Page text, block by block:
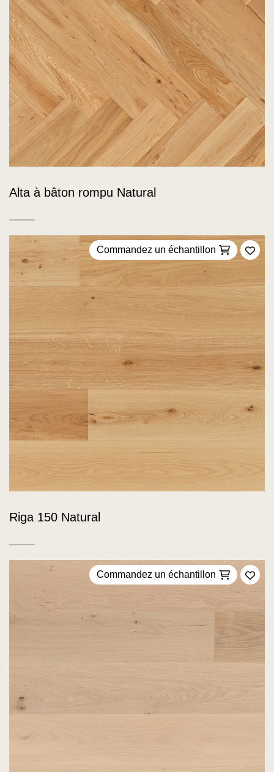
Alta à bâton rompu Natural
Commandez un échantillon
Riga 150 Natural
Commandez un échantillon